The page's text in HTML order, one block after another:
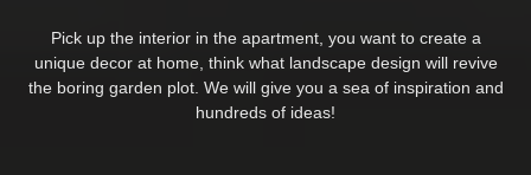
Pick up the interior in the apartment, you want to create a
unique decor at home, think what landscape design will revive
the boring garden plot. We will give you a sea of inspiration and
hundreds of ideas!